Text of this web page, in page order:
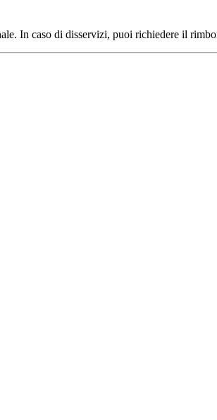
In caso di disservizi, puoi richiedere il